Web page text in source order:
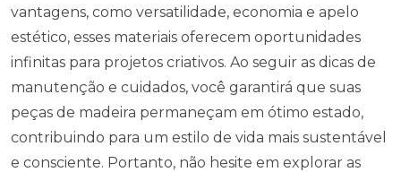
vantagens, como versatilidade, economia e apelo
estético, esses materiais oferecem oportunidades
infinitas para projetos criativos. Ao seguir as dicas de
manutenção e cuidados, você garantirá que suas
peças de madeira permaneçam em ótimo estado,
contribuindo para um estilo de vida mais sustentável
e consciente. Portanto, não hesite em explorar as